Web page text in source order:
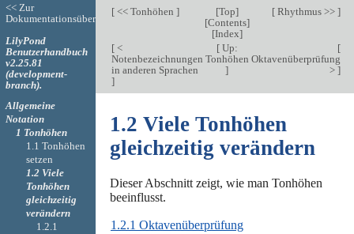
[<< Tonhöhen ] [Top]
[Contents]
[Index]
[Rhythmus >> ]
[<
Notenbezeichnungen
in anderen Sprachen
]
[Up:
Tonhöhen
]
[
Oktavenüberprüfung
> ]
1.2 Viele Tonhöhen
gleichzeitig verändern
Dieser Abschnitt zeigt, wie man Tonhöhen
beeinflusst.
1.2.1 Oktavenüberprüfung
<< Zur
Dokumentationsübersicht
LilyPond
Benutzerhandbuch
v2.25.81
(development-
branch).
Allgemeine
Notation
1 Tonhöhen
1.1 Tonhöhen
setzen
1.2 Viele
Tonhöhen
gleichzeitig
verändern
1.2.1